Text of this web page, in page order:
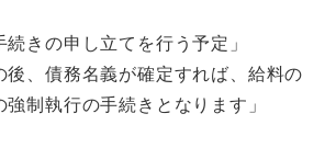
続きの申し立てを行う予定」
後、債務名義が確定すれば、給料の
制執行の手続きとなります」